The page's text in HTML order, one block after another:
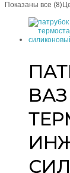
Показаны все (8)
ВАЗ